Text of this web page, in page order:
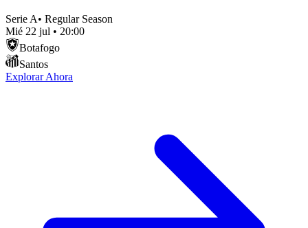
Serie A• Regular Season
Mié 22 jul • 20:00
Botafogo
Santos
Explorar Ahora